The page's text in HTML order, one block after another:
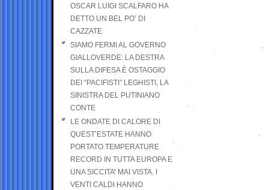
OSCAR LUIGI SCALFARO HA
DETTO UN BEL PO’ DI
CAZZATE
SIAMO FERMI AL GOVERNO
GIALLOVERDE: LA DESTRA
SULLA DIFESA È OSTAGGIO
DEI “PACIFISTI” LEGHISTI, LA
SINISTRA DEL PUTINIANO
CONTE
LE ONDATE DI CALORE DI
QUEST’ESTATE HANNO
PORTATO TEMPERATURE
RECORD IN TUTTA EUROPA E
UNA SICCITA’ MAI VISTA. I
VENTI CALDI HANNO